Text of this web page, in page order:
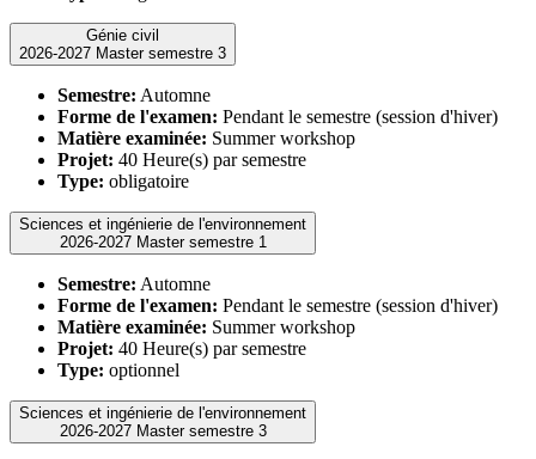
Génie civil
2026-2027 Master semestre 3
Semestre: Automne
Forme de l'examen: Pendant le semestre (session d'hiver)
Matière examinée: Summer workshop
Projet: 40 Heure(s) par semestre
Type: obligatoire
Sciences et ingénierie de l'environnement
2026-2027 Master semestre 1
Semestre: Automne
Forme de l'examen: Pendant le semestre (session d'hiver)
Matière examinée: Summer workshop
Projet: 40 Heure(s) par semestre
Type: optionnel
Sciences et ingénierie de l'environnement
2026-2027 Master semestre 3